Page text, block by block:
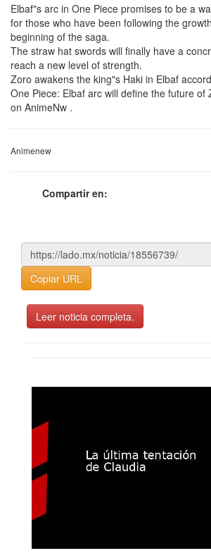
Elbaf"s arc in One Piece promises to be a
for those who have been following the
beginning of the saga.
The straw hat swords will finally have a
reach a new level of strength.
Zoro awakens the king"s Haki in Elbaf
One Piece: Elbaf arc will define the future of
on AnimeNw .
Animenew
Compartir en:
Copiar URL
Leer noticia completa.